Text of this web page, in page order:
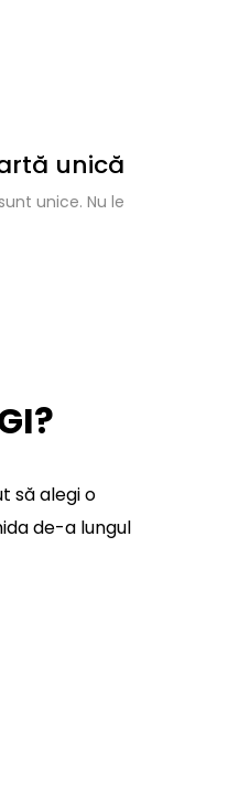
unică
unice. Nu le
să alegi o
de-a lungul